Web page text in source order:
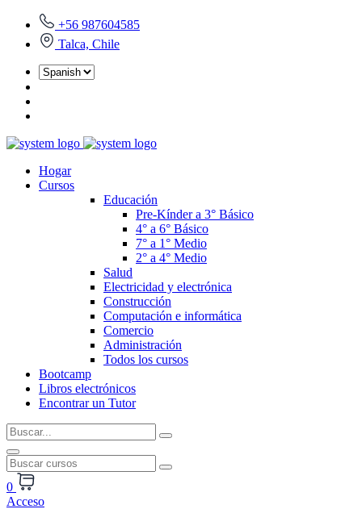
+56 987604585
Talca, Chile
Hogar
Cursos
Educación
Pre-Kínder a 3° Básico
4° a 6° Básico
7° a 1° Medio
2° a 4° Medio
Salud
Electricidad y electrónica
Construcción
Computación e informática
Comercio
Administración
Todos los cursos
Bootcamp
Libros electrónicos
Encontrar un Tutor
0
Acceso